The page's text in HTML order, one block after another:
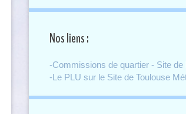
Nos liens :
-Commissions de quartier - Site de
-Le PLU sur le Site de Toulouse